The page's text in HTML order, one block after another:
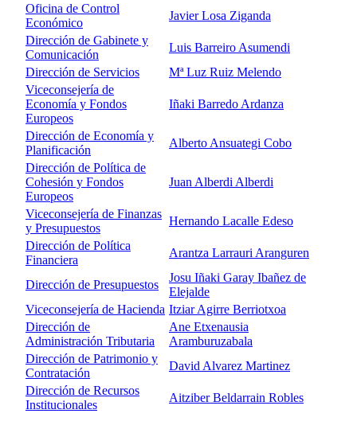
Oficina de Control
Económico
Javier Losa Ziganda
Dirección de Gabinete y
Comunicación
Luis Barreiro Asumendi
Dirección de Servicios
Mª Luz Ruiz Melendo
Viceconsejería de
Economía y Fondos
Europeos
Iñaki Barredo Ardanza
Dirección de Economía y
Planificación
Alberto Ansuategi Cobo
Dirección de Política de
Cohesión y Fondos
Europeos
Juan Alberdi Alberdi
Viceconsejería de Finanzas
y Presupuestos
Hernando Lacalle Edeso
Dirección de Política
Financiera
Arantza Larrauri Aranguren
Dirección de Presupuestos
Josu Iñaki Garay Ibañez de
Elejalde
Viceconsejería de Hacienda Itziar Agirre Berriotxoa
Dirección de
Administración Tributaria
Ane Etxenausia
Aramburuzabala
Dirección de Patrimonio y
Contratación
David Alvarez Martinez
Dirección de Recursos
Institucionales
Aitziber Beldarrain Robles